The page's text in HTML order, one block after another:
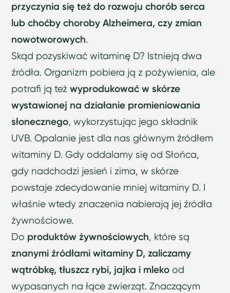
przyczynia się też do rozwoju chorób serca
lub choćby choroby Alzheimera, czy zmian
nowotworowych.
Skąd pozyskiwać witaminę D? Istnieją dwa
źródła. Organizm pobiera ją z pożywienia, ale
potrafi ją teżwyprodukować w skórze
wystawionej na działanie promieniowania
słonecznego, wykorzystując jego składnik
UVB. Opalanie jest dla nas głównym źródłem
witaminy D. Gdy oddalamy się od Słońca,
gdy nadchodzi jesień i zima, w skórze
powstaje zdecydowanie mniej witaminy D. I
właśnie wtedy znaczenia nabierają jej źródła
żywnościowe.
Do produktów żywnościowych, które są
znanymi źródłami witaminy D, zaliczamy
wątróbkę, tłuszcz rybi, jajka i mlekood
wypasanych na łące zwierząt. Znaczącym